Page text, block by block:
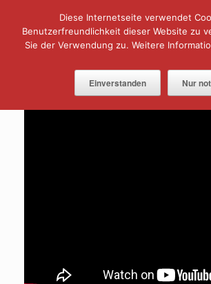
springen
Diese Internetseite verwendet
Benutzerfreundlichkeit dieser Website zu
Sie der Verwendung zu. Weitere
Einverstanden Nur